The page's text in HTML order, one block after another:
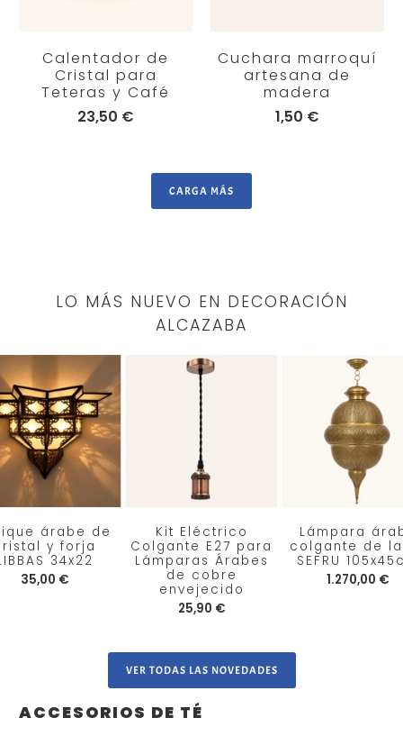
Calentador de
Cristal para
Teteras y Café
23,50 €
Cuchara marroquí
artesana de
madera
1,50 €
CARGA MÁS
LO MÁS NUEVO EN DECORACIÓN
ALCAZABA
árabe de
y forja
34x22
35,00 €
Kit Eléctrico
Colgante E27 para
Lámparas Árabes
de cobre
envejecido
25,90 €
Lámpara
colgante de
SEFRU
1.270,00 €
VER TODAS LAS NOVEDADES
ACCESORIOS DE TÉ